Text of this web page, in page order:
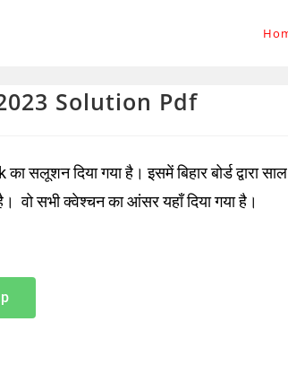
Solution Pdf
दिया गया है। इसमें बिहार बोर्ड द्वारा साल
सभी क्वेश्चन का आंसर यहाँ दिया गया है।